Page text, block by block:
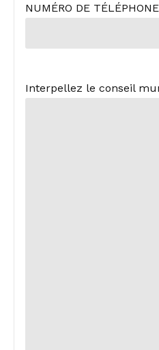
NUMÉRO DE TÉLÉPHONE
Interpellez le conseil